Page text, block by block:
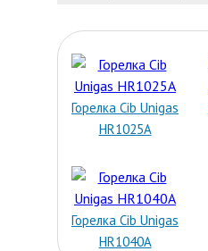
Горелка Cib Unigas
HR1025A
Горелка Cib Unigas
HR1040A